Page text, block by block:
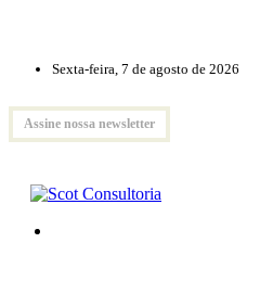
Sexta-feira, 7 de agosto de 2026
Assine nossa newsletter